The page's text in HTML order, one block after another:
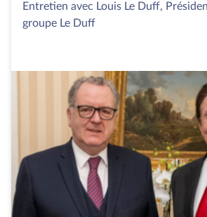
Entretien avec Louis Le Duff,
groupe Le Duff